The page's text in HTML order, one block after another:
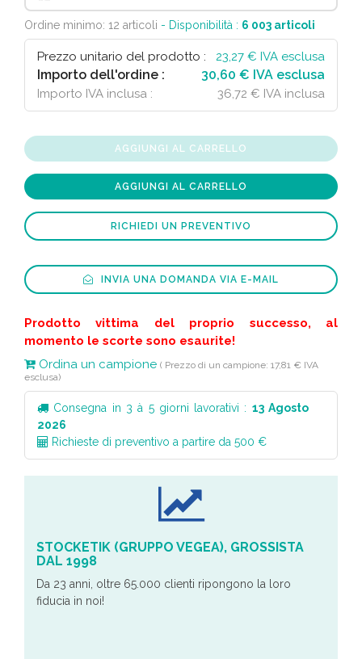
Ordine minimo: 12 articoli - Disponibilità : 6 003 articoli
Prezzo unitario del prodotto : 23,27 € IVA esclusa
Importo dell'ordine : 30,60 € IVA esclusa
Importo IVA inclusa : 36,72 € IVA inclusa
AGGIUNGI AL CARRELLO
AGGIUNGI AL CARRELLO
RICHIEDI UN PREVENTIVO
INVIA UNA DOMANDA VIA E-MAIL
Prodotto vittima del proprio successo, al
momento le scorte sono esaurite!
Ordina un campione ( Prezzo di un campione: 17,81 € IVA
esclusa)
Consegna in 3 à 5 giorni lavorativi : 13 Agosto
2026
Richieste di preventivo a partire da 500 €
STOCKETIK (GRUPPO VEGEA), GROSSISTA
DAL 1998
Da 23 anni, oltre 65.000 clienti ripongono la loro
fiducia in noi!